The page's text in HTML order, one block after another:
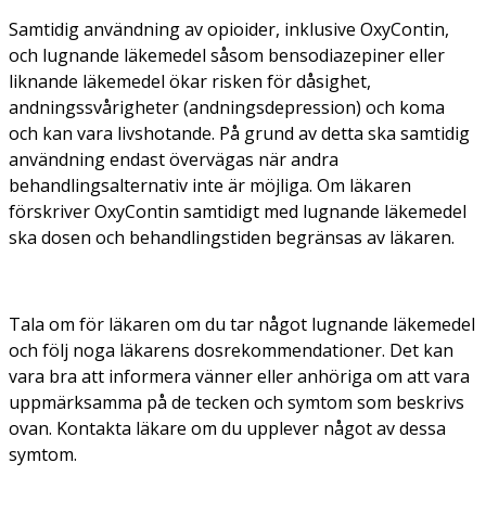
Samtidig användning av opioider, inklusive OxyContin,
och lugnande läkemedel såsom bensodiazepiner eller
liknande läkemedel ökar risken för dåsighet,
andningssvårigheter (andningsdepression) och koma
och kan vara livshotande. På grund av detta ska samtidig
användning endast övervägas när andra
behandlingsalternativ inte är möjliga. Om läkaren
förskriver OxyContin samtidigt med lugnande läkemedel
ska dosen och behandlingstiden begränsas av läkaren.
Tala om för läkaren om du tar något lugnande läkemedel
och följ noga läkarens dosrekommendationer. Det kan
vara bra att informera vänner eller anhöriga om att vara
uppmärksamma på de tecken och symtom som beskrivs
ovan. Kontakta läkare om du upplever något av dessa
symtom.